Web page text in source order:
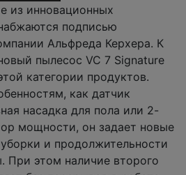
из инновационных
подписью
Альфреда Керхера. К
пылесос VC 7 Signature
категории продуктов.
как датчик
насадка для пола или 2-
мощности, он задает новые
и продолжительности
При этом наличие второго